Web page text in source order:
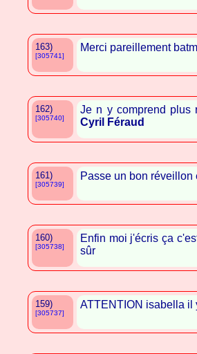
163)
[305741]
Merci pareillement
162)
[305740]
Je n y comprend plus
Cyril Féraud
161)
[305739]
Passe un bon réveillon
160)
[305738]
Enfin moi j'écris ça
sûr
159)
[305737]
ATTENTION isabella il